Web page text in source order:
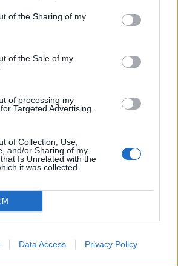
of the Sharing of my
of the Sale of my
of processing my
Targeted Advertising.
of Collection, Use,
and/or Sharing of my
Is Unrelated with the
it was collected.
Data Access Privacy Policy
διαμορφώνεται το
στην εποχή του AI